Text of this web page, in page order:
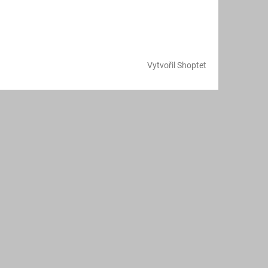
Vytvořil Shoptet